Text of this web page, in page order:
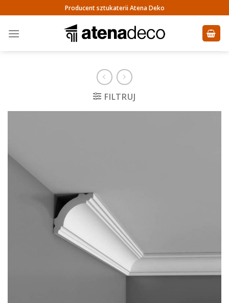
to
content
Producent sztukaterii Atena Deko
FILTRUJ